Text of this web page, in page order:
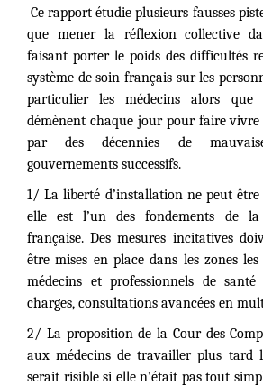
Ce rapport étudie plusieurs fausses
que mener la réflexion collective
faisant porter le poids des difficultés
système de soin français sur les
particulier les médecins alors que
démènent chaque jour pour faire
par des décennies de
gouvernements successifs.
1/ La liberté d’installation ne peut être
elle est l’un des fondements de
française. Des mesures incitatives
être mises en place dans les zones
médecins et professionnels de
charges, consultations avancées en
2/ La proposition de la Cour des
aux médecins de travailler plus tard
serait risible si elle n’était pas tout